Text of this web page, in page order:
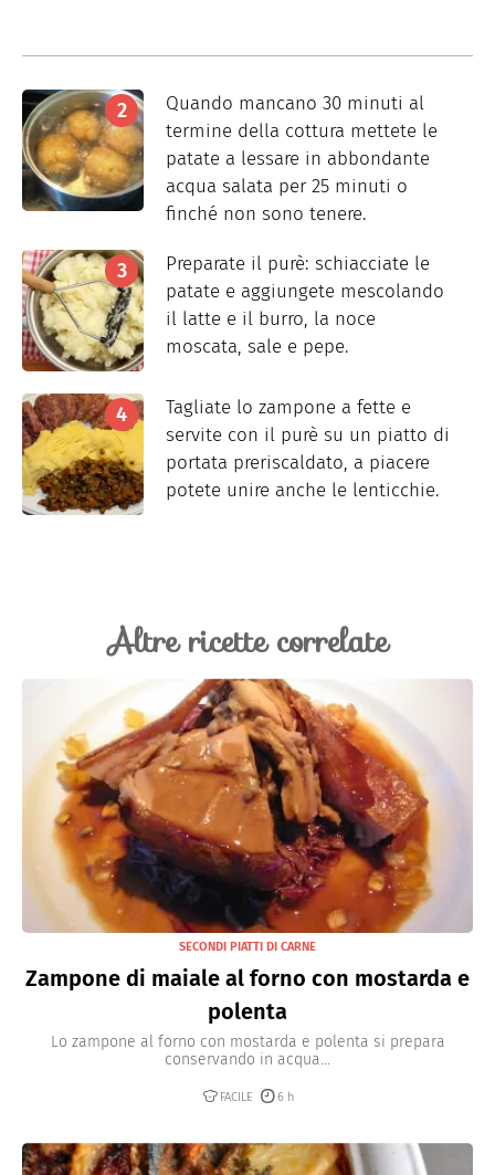
Quando mancano 30 minuti al
termine della cottura mettete le
patate a lessare in abbondante
acqua salata per 25 minuti o
finché non sono tenere.
Preparate il purè: schiacciate le
patate e aggiungete mescolando
il latte e il burro, la noce
moscata, sale e pepe.
Tagliate lo zampone a fette e
servite con il purè su un piatto di
portata preriscaldato, a piacere
potete unire anche le lenticchie.
Altre ricette correlate
SECONDI PIATTI DI CARNE
Zampone di maiale al forno con mostarda e
polenta
Lo zampone al forno con mostarda e polenta si prepara
conservando in acqua...
FACILE 6 h